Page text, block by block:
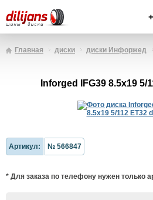
Главная диски диски Инфоржед
Inforged IFG39 8.5x19 5/
Артикул: № 566847
* Для заказа по телефону нужен только